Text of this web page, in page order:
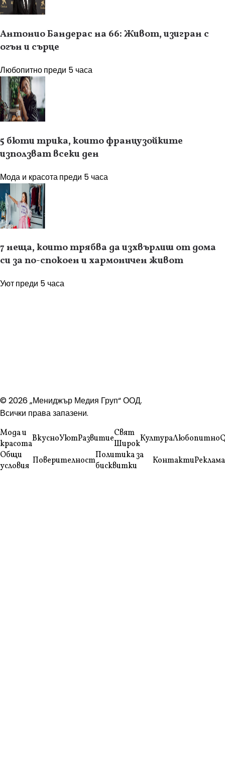
Антонио Бандерас на 66: Живот, изигран с
огън и сърце
Любопитнопреди 5 часа
5 бюти трика, които французойките
използват всеки ден
Мода и красотапреди 5 часа
7 неща, които трябва да изхвърлиш от дома
си за по-спокоен и хармоничен живот
Уютпреди 5 часа
© 2026 „Мениджър Медия Груп“ ООД.
Всички права запазени.
Мода и
красотаВкусноУютРазвитиеСвят
ШирокКултураЛюбопитно
Общи
условия ПоверителностПолитика за
бисквитки
КонтактиРеклама